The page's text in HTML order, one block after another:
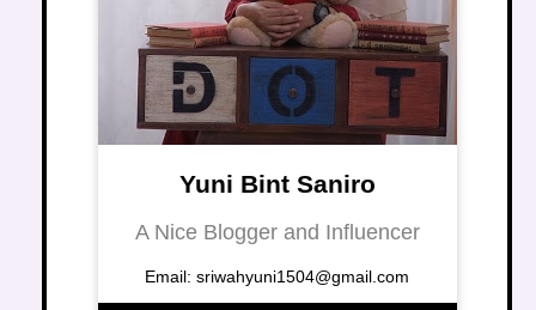
Yuni Bint Saniro
A Nice Blogger and Influencer
Email: sriwahyuni1504@gmail.com